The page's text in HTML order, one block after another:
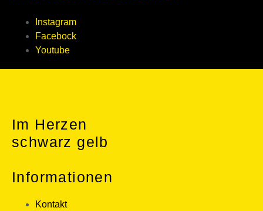
Instagram
Facebock
Youtube
Im Herzen
schwarz gelb
Informationen
Kontakt